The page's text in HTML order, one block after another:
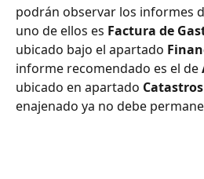
podrán observar los informes
uno de ellos es Factura de
ubicado bajo el apartado
informe recomendado es el de
ubicado en apartado Catastros
enajenado ya no debe